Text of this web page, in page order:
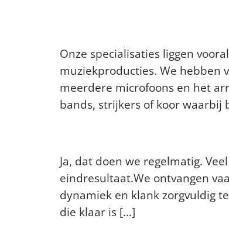
Onze specialisaties liggen
muziekproducties. We hebben
meerdere microfoons en het
bands, strijkers of koor waarbij
Ja, dat doen we regelmatig.
eindresultaat.We ontvangen
dynamiek en klank zorgvuldig
die klaar is […]